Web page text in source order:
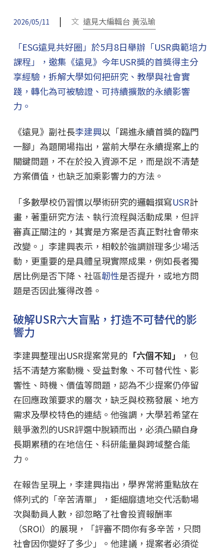
2026/05/11 | 文 遠見大編輯台 黃泓瑜
「ESG遠見共好圈」於5月8日舉辦「USR典範培力
課程」，邀集《遠見》今年USR獎的首獎得主分
享經驗，拆解大學如何把研究、教學與社會實
踐，轉化為可被驗證、可持續擴散的永續影響
力。
《遠見》副社長李建興以「踢進永續首獎的臨門
一腳」為題開場指出，當前大學在永續提案上的
關鍵問題，不在於投入資源不足，而是說不清楚
方案價值，也缺乏加乘影響力的方法。
「多數學校仍習慣以學術研究的邏輯撰寫USR計
畫，著重研究方法、執行流程與活動成果，但評
審真正關注的，其實是方案是否真正對社會帶來
改變。」李建興表示，相較於強調辦理多少場活
動，更重要的是具體呈現實際成果，例如長者獨
居比例是否下降、社區韌性是否提升，或地方問
題是否因此獲得改善。
破解USR六大盲點，打造不可替代的影
響力
李建興整理出USR提案常見的 「六個不知」
，包
括不清楚方案動機、受益對象、不可替代性、影
響性、時機、價值等問題，認為不少提案仍停留
在回應政策要求的層次，缺乏與校務發展、地方
需求及學校特色的連結。他強調，大學若希望在
競爭激烈的USR評選中脫穎而出，必須凸顯自身
長期累積的在地信任、科研能量與跨域整合能
力。
在報告呈現上，李建興指出，學界常將重點放在
條列式的「辛苦清單」，鉅細靡遺地交代活動場
次與動員人數，卻忽略了社會投資報酬率
（SROI）的展現，「評審不問你有多辛苦，只問
社會因你變好了多少」。他建議，提案者必須從